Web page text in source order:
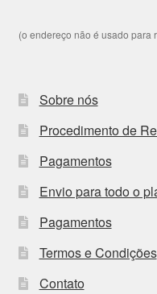
(o endereço não é usado para
Sobre nós
Procedimento de
Pagamentos
Envio para todo o
Pagamentos
Termos e Condições
Contato